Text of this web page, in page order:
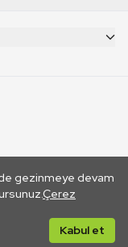
gezinmeye devam
Çerez
Kabul et
gidilen dış